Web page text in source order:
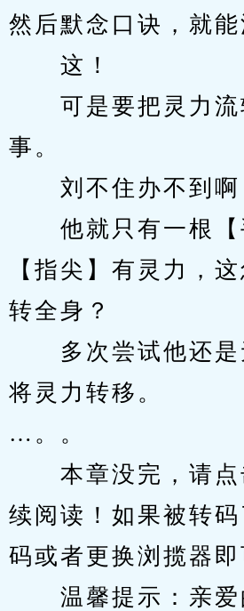
然后默念口诀，就能
这！
可是要把灵力流
事。
刘不住办不到啊
他就只有一根【
【指尖】有灵力，
转全身？
多次尝试他还是
将灵力转移。
…。。
本章没完，请点
续阅读！如果被转
码或者更换浏揽器即
温馨提示：亲爱